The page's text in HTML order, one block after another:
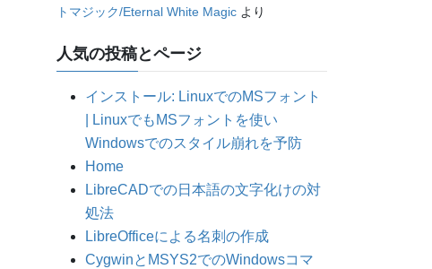
トマジック/Eternal White Magic より
人気の投稿とページ
インストール: LinuxでのMSフォント
| LinuxでもMSフォントを使い
Windowsでのスタイル崩れを予防
Home
LibreCADでの日本語の文字化けの対
処法
LibreOfficeによる名刺の作成
CygwinとMSYS2でのWindowsコマ